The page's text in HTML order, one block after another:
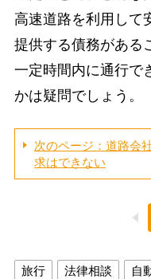
高速道路を利用して
提供する債務がある
一定時間内に通行で
かは疑問でしょう。
次のページ：道路会
求はできない
旅行 法律相談 自